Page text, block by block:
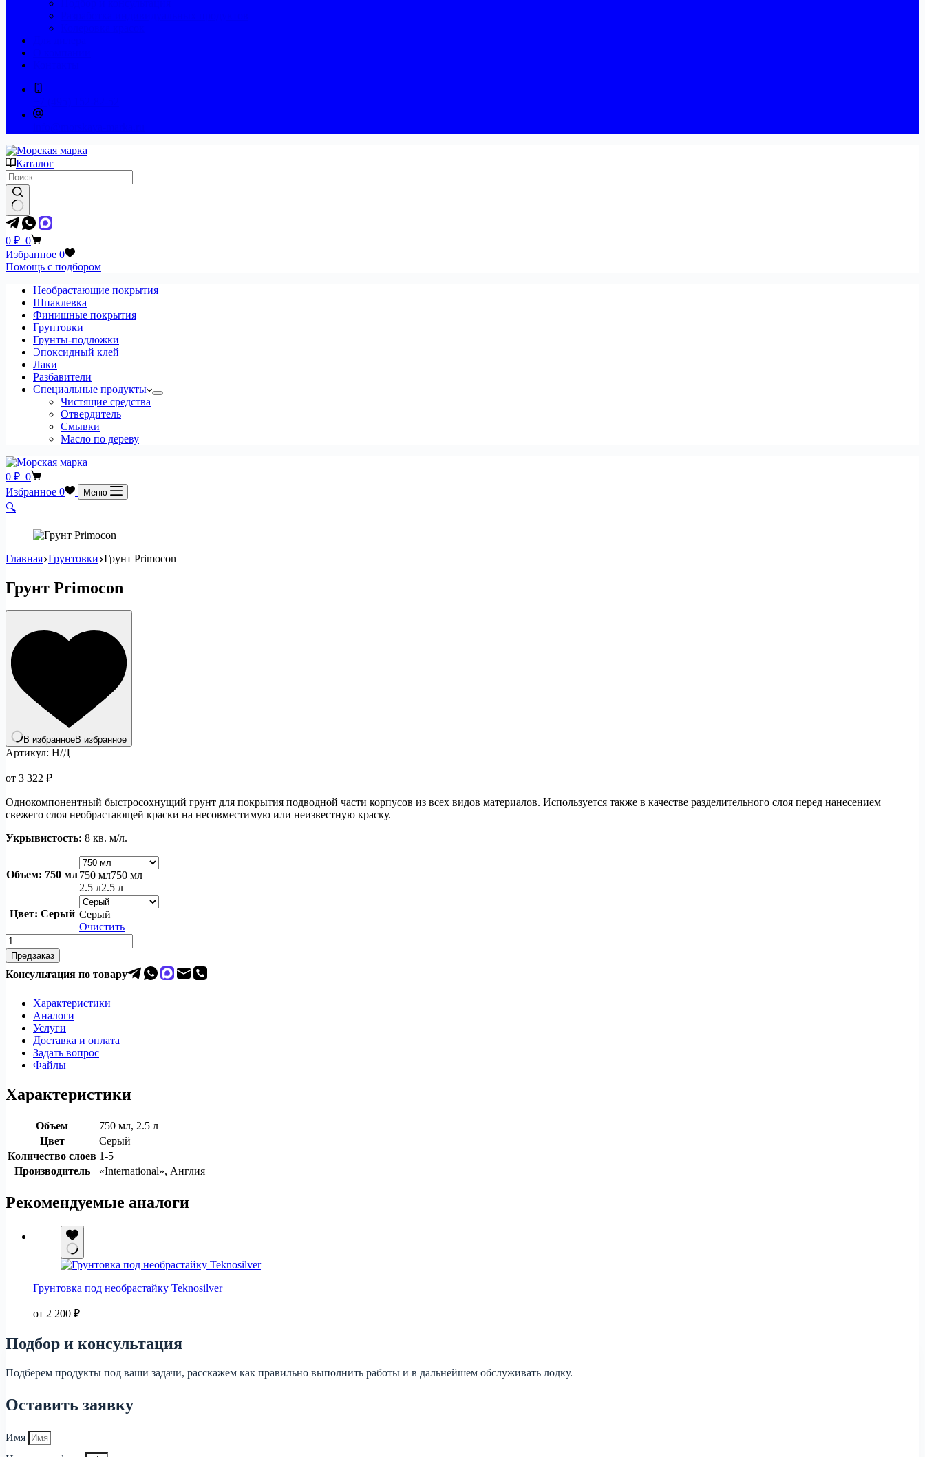
Каталог
Ничего
не
найдено
Корзина
0 ₽ 0
Избранное 0
Помощь с подбором
Необрастающие покрытия
Шпаклевка
Финишные покрытия
Грунтовки
Грунты-подложки
Эпоксидный клей
Лаки
Разбавители
Специальные продукты
Чистящие средства
Отвердитель
Смывки
Масло по дереву
Корзина
0 ₽ 0
Избранное 0 Меню
🔍
Главная Грунтовки Грунт Primocon
Грунт Primocon
В избранноеВ избранное
Артикул: Н/Д
от 3 322 ₽
Однокомпонентный быстросохнущий грунт для покрытия подводной части корпусов из всех видов материалов. Используется также в качестве разделительного слоя перед нанесением
свежего слоя необрастающей краски на несовместимую или неизвестную краску.
Укрывистость: 8 кв. м/л.
Объем: 750 мл750 мл750 мл
2.5 л2.5 л
Цвет: Серый Серый
Очистить
Количество
товара
Грунт
Primocon
Предзаказ
Консультация по товару
Характеристики
Аналоги
Услуги
Доставка и оплата
Задать вопрос
Файлы
Характеристики
Объем
750 мл, 2.5 л
Цвет
Серый
Количество слоев 1-5
Производитель
«International», Англия
Рекомендуемые аналоги
Грунтовка под необрастайку Teknosilver
от 2 200 ₽
Подбор и консультация
Подберем продукты под ваши задачи, расскажем как правильно выполнить работы и в дальнейшем обслуживать лодку.
Оставить заявку
Имя